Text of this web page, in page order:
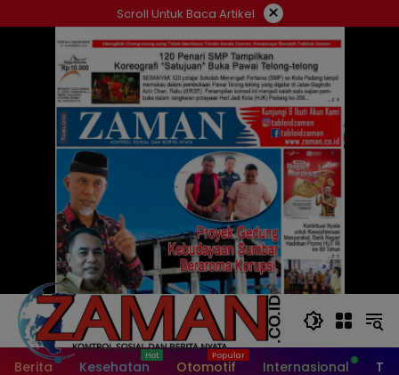
ke
Scroll Untuk Baca Artikel ×
Berita Kesehatan Otomotif Internasional